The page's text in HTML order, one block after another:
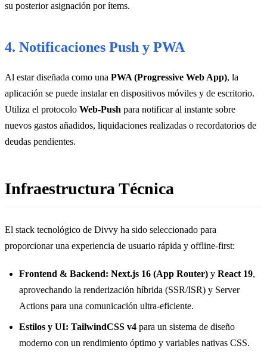
su posterior asignación por ítems.
4. Notificaciones Push y PWA
Al estar diseñada como una PWA (Progressive Web App), la
aplicación se puede instalar en dispositivos móviles y de escritorio.
Utiliza el protocolo Web-Push para notificar al instante sobre
nuevos gastos añadidos, liquidaciones realizadas o recordatorios de
deudas pendientes.
Infraestructura Técnica
El stack tecnológico de Divvy ha sido seleccionado para
proporcionar una experiencia de usuario rápida y offline-first:
Frontend & Backend: Next.js 16 (App Router) y React 19,
aprovechando la renderización híbrida (SSR/ISR) y Server
Actions para una comunicación ultra-eficiente.
Estilos y UI: TailwindCSS v4 para un sistema de diseño
moderno con un rendimiento óptimo y variables nativas CSS.